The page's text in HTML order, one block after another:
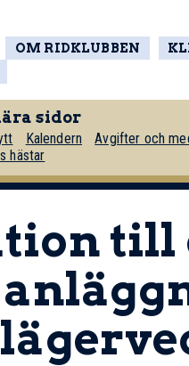
OM RIDKLUBBEN
sidor
Kalendern Avgifter och
hästar
till